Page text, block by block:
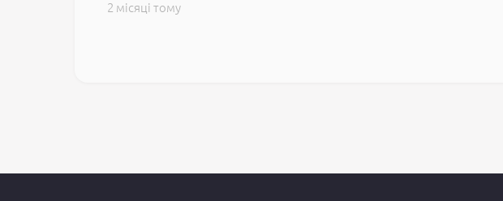
2 місяці тому